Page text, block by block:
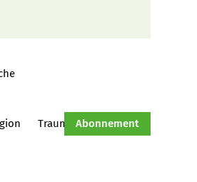
Traumtraktor Hof-Management
Abonnement